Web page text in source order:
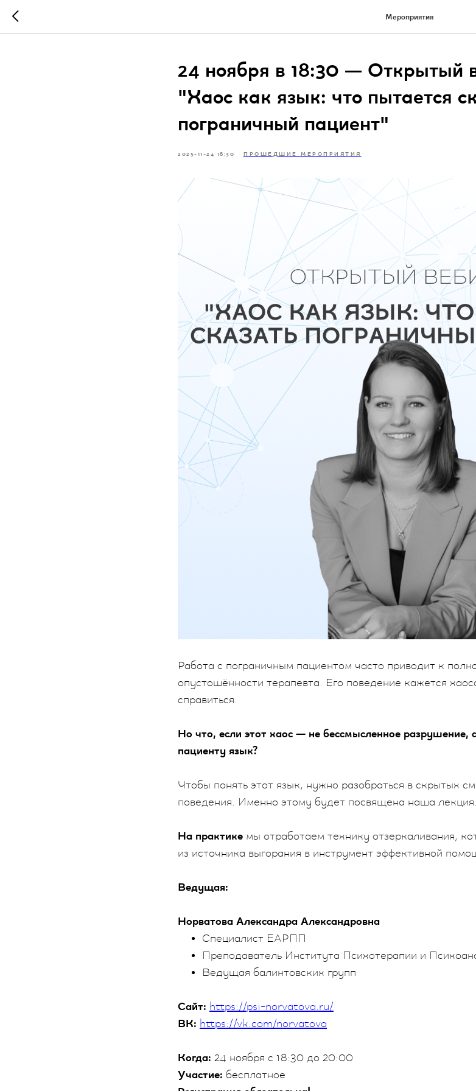
Мероприятия
24 ноября в 18:30 — Открытый
"Хаос как язык: что пытается
пограничный пациент"
2025-11-24 18:30 ПРОШЕДШИЕ МЕРОПРИЯТИЯ
Работа с пограничным пациентом часто приводит к
опустошённости терапевта. Его поведение кажется
справиться.
Но что, если этот хаос — не бессмысленное разрушение,
пациенту язык?
Чтобы понять этот язык, нужно разобраться в скрытых
поведения. Именно этому будет посвящена наша лекция.
На практике мы отработаем технику отзеркаливания,
из источника выгорания в инструмент эффективной
Ведущая:
Норватова Александра Александровна
Специалист ЕАРПП
Преподаватель Института Психотерапии и
Ведущая балинтовских групп
Сайт: https://psi-norvatova.ru/
ВК: https://vk.com/norvatova
Когда: 24 ноября с 18:30 до 20:00
Участие: бесплатное